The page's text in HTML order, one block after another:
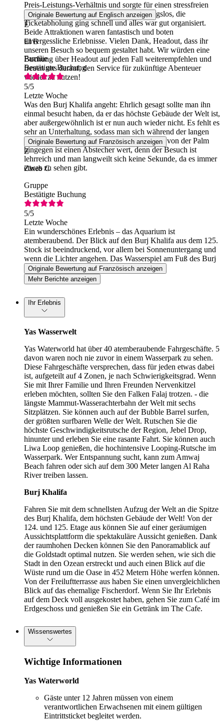
Preis-Leistungs-Verhältnis und sorgte für einen stressfreien
Tag. Der Buchungsvorgang verlief reibungslos, die
Ticketabholung ging schnell und alles war gut organisiert.
Beide Attraktionen waren fantastisch und boten
unvergessliche Erlebnisse. Vielen Dank, Headout, dass ihr
unseren Besuch so bequem gestaltet habt. Wir würden eine
Buchung über Headout auf jeden Fall weiterempfehlen und
freuen uns darauf, den Service für zukünftige Abenteuer
wieder zu nutzen!
Originale Bewertung auf Englisch anzeigen
E
El B
Familie
Bestätigte Buchung
5/5
Letzte Woche
Was den Burj Khalifa angeht: Ehrlich gesagt sollte man ihn
einmal besucht haben, da er das höchste Gebäude der Welt ist,
aber außergewöhnlich ist er nun auch wieder nicht. Es fehlt es
sehr an Unterhaltung, sodass man sich während der langen
Wartezeiten ziemlich langweilt. Die Aussicht von der Palm
hingegen ist einen Abstecher wert, denn der Besuch ist
lehrreich und man langweilt sich keine Sekunde, da es immer
etwas zu sehen gibt.
Originale Bewertung auf Französisch anzeigen
Z
Zineb C
Gruppe
Bestätigte Buchung
5/5
Letzte Woche
Ein wunderschönes Erlebnis – das Aquarium ist
atemberaubend. Der Blick auf den Burj Khalifa aus dem 125.
Stock ist beeindruckend, vor allem bei Sonnenuntergang und
wenn die Lichter angehen. Das Wasserspiel am Fuß des Burj
Khalifa zu sehen, ist einfach unglaublich.
Originale Bewertung auf Französisch anzeigen
Mehr Berichte anzeigen
Ihr Erlebnis
Yas Wasserwelt
Yas Waterworld hat über 40 atemberaubende Fahrgeschäfte. 5
davon waren noch nie zuvor in einem Wasserpark zu sehen.
Diese Fahrgeschäfte versprechen, dass für jeden etwas dabei
ist, aufgeteilt auf 4 Zonen, je nach Schwierigkeitsgrad. Wenn
Sie mit Ihrer Familie und Ihren Freunden Nervenkitzel
erleben möchten, sollten Sie den Falken Falaj trotzen. - die
längste Mammut-Wasserachterbahn der Welt mit sechs
Sitzplätzen. Sie können auch auf der Bubble Barrel surfen,
der größten surfbaren Welle der Welt. Rutschen Sie die
höchste Geschwindigkeitsrutsche der Region, Jebel Drop,
hinunter und erleben Sie eine rasante Fahrt. Sie können auch
Liwa Loop genießen, die hochintensive Looping-Rutsche im
Wasserpark. Wer Entspannung sucht, kann zum Amwaj
Beach fahren oder sich auf dem 300 Meter langen Al Raha
River treiben lassen.
Burj Khalifa
Fahren Sie mit dem schnellsten Aufzug der Welt an die Spitze
des Burj Khalifa, dem höchsten Gebäude der Welt! Von der
124. und 125. Etage aus können Sie auf einer geräumigen
Aussichtsplattform die spektakuläre Aussicht genießen. Dank
der raumhohen Decken können Sie den Panoramablick auf
die Goldstadt optimal nutzen. Sie werden sehen, wie sich die
Stadt in den Ozean erstreckt und auch einen Blick auf die
Wüste rund um die Oase in 452 Metern Höhe werfen können.
Von der Freiluftterrasse aus haben Sie einen unvergleichlichen
Blick auf das ehemalige Fischerdorf. Wenn Sie Ihr Erlebnis
auf dem Deck voll ausgekostet haben, gehen Sie zum Café im
Erdgeschoss und genießen Sie ein Getränk im The Cafe.
Wissenswertes
Wichtige Informationen
Yas Waterworld
Gäste unter 12 Jahren müssen von einem
verantwortlichen Erwachsenen mit einem gültigen
Eintrittsticket begleitet werden.